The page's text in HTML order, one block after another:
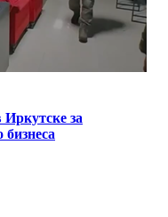
за
бизнеса